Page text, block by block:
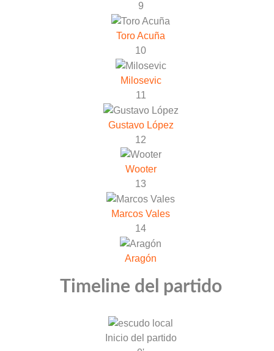
9
Toro Acuña
10
Milosevic
11
Gustavo López
12
Wooter
13
Marcos Vales
14
Aragón
Timeline del partido
Inicio del partido